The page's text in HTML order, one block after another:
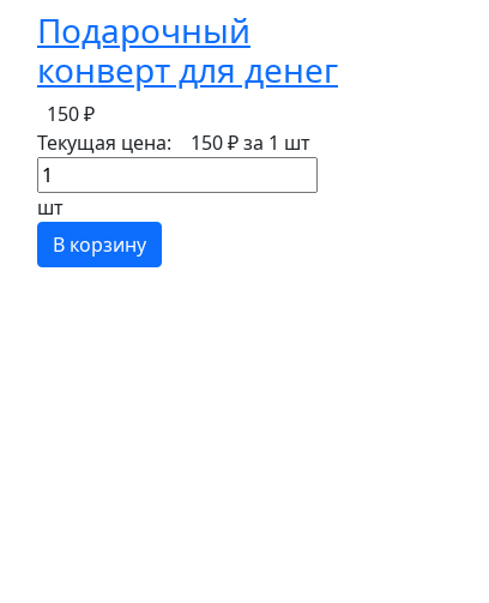
Подарочный
конверт для денег
150 ₽
Текущая цена:
150 ₽за 1 шт
шт
В корзину